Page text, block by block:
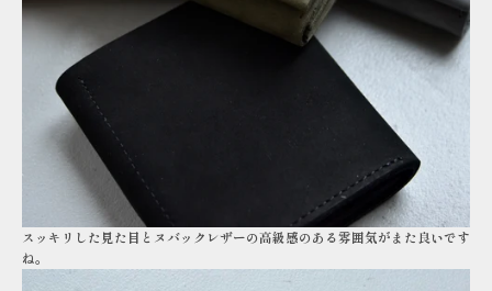
スッキリした見た目とヌバックレザーの高級感のある雰囲気がまた良いです
ね。